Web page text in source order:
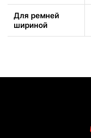
Для ремней
шириной